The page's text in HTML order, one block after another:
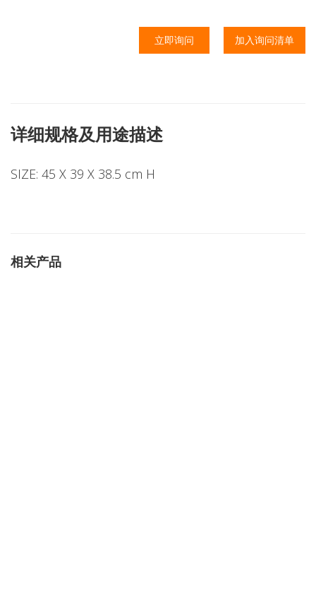
立即询问 加入询问清单
详细规格及用途描述
SIZE: 45 X 39 X 38.5 cm H
相关产品